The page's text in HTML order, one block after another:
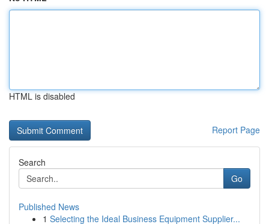
HTML is disabled
Report Page
Search
Go
Published News
1 Selecting the Ideal Business Equipment Supplier...